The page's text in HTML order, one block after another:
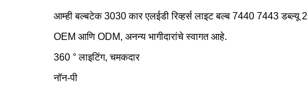
आम्ही बल्बटेक 3030 कार एलईडी रिव्हर्स लाइट बल्ब 7440 7443
OEM आणि ODM, अनन्य भागीदारांचे स्वागत आहे.
360 ° लाइटिंग, चमकदार
नॉन-पी